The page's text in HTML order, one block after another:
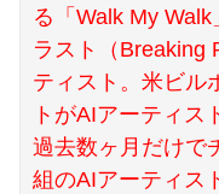
『らぶぽーしょんめ
る「Walk My
ラスト（Breaking
ティスト。米ビル
トがAIアーティス
過去数ヶ月だけで
組のAIアーティス